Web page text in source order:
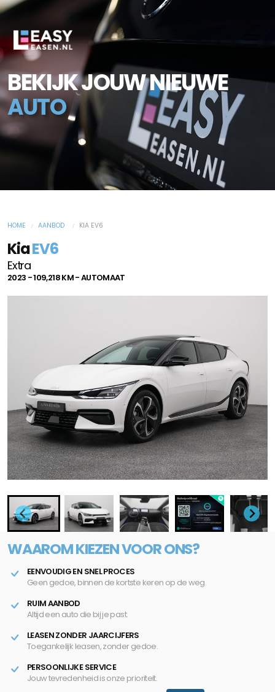
BEKIJK JOUW NIEUWE
AUTO
HOME AANBOD KIA EV6
KiaEV6
Extra
2023 - 109,218 KM - AUTOMAAT
WAAROM KIEZEN VOOR ONS?
EENVOUDIG EN SNEL PROCES
Geen gedoe, binnen de kortste keren op de weg.
RUIM AANBOD
Altijd een auto die bij je past.
LEASEN ZONDER JAARCIJFERS
Toegankelijk leasen, zonder gedoe.
PERSOONLIJKE SERVICE
Jouw tevredenheid is onze prioriteit.